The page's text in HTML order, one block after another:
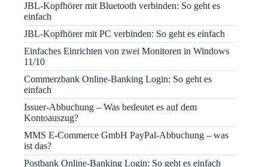
JBL-Kopfhörer mit Bluetooth verbinden: So geht es
einfach
JBL-Kopfhörer mit PC verbinden: So geht es einfach
Einfaches Einrichten von zwei Monitoren in Windows
11/10
Commerzbank Online-Banking Login: So geht es
einfach
Issuer-Abbuchung – Was bedeutet es auf dem
Kontoauszug?
MMS E-Commerce GmbH PayPal-Abbuchung – was
ist das?
Postbank Online-Banking Login: So geht es einfach